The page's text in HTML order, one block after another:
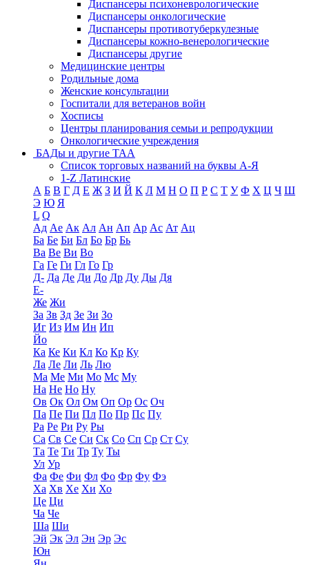
Диспансеры психоневрологические
Диспансеры онкологические
Диспансеры противотуберкулезные
Диспансеры кожно-венерологические
Диспансеры другие
Медицинские центры
Родильные дома
Женские консультации
Госпитали для ветеранов войн
Хосписы
Центры планирования семьи и репродукции
Онкологические учреждения
БАДы и другие ТАА
Список торговых названий на буквы А-Я
1-Z Латинские
А Б В Г Д Е Ж З И Й К Л М Н О П Р С Т У Ф Х Ц Ч Ш
Э Ю Я
L Q
Ад Ае Ак Ал Ан Ап Ар Ас Ат Ац
Ба Бе Би Бл Бо Бр Бь
Ва Ве Ви Во
Га Ге Ги Гл Го Гр
Д- Да Де Ди До Др Ду Ды Дя
Е-
Же Жи
За Зв Зд Зе Зи Зо
Иг Из Им Ин Ип
Йо
Ка Ке Ки Кл Ко Кр Ку
Ла Ле Ли Ль Лю
Ма Ме Ми Мо Мс Му
На Не Но Ну
Ов Ок Ол Ом Оп Ор Ос Оч
Па Пе Пи Пл По Пр Пс Пу
Ра Ре Ри Ру Ры
Са Св Се Си Ск Со Сп Ср Ст Су
Та Те Ти Тр Ту Ты
Ул Ур
Фа Фе Фи Фл Фо Фр Фу Фэ
Ха Хв Хе Хи Хо
Це Ци
Ча Че
Ша Ши
Эй Эк Эл Эн Эр Эс
Юн